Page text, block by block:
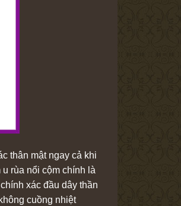
thân mật ngay cả khi
rùa nổi cộm chính là
xác đầu dây thần
cuồng nhiệt